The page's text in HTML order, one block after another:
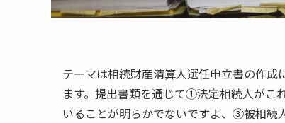
テーマは相続財産清算人選任申立書の作
ます。提出書類を通じて①法定相続人が
いることが明らかでないですよ、③被相続